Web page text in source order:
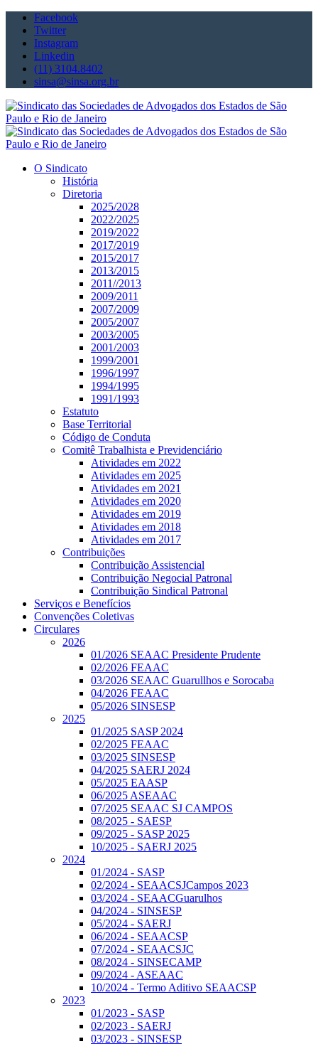
Facebook
Twitter
Instagram
Linkedin
(11) 3104.8402
sinsa@sinsa.org.br
O Sindicato
História
Diretoria
2025/2028
2022/2025
2019/2022
2017/2019
2015/2017
2013/2015
2011//2013
2009/2011
2007/2009
2005/2007
2003/2005
2001/2003
1999/2001
1996/1997
1994/1995
1991/1993
Estatuto
Base Territorial
Código de Conduta
Comitê Trabalhista e Previdenciário
Atividades em 2022
Atividades em 2025
Atividades em 2021
Atividades em 2020
Atividades em 2019
Atividades em 2018
Atividades em 2017
Contribuições
Contribuição Assistencial
Contribuição Negocial Patronal
Contribuição Sindical Patronal
Serviços e Benefícios
Convenções Coletivas
Circulares
2026
01/2026 SEAAC Presidente Prudente
02/2026 FEAAC
03/2026 SEAAC Guarullhos e Sorocaba
04/2026 FEAAC
05/2026 SINSESP
2025
01/2025 SASP 2024
02/2025 FEAAC
03/2025 SINSESP
04/2025 SAERJ 2024
05/2025 EAASP
06/2025 ASEAAC
07/2025 SEAAC SJ CAMPOS
08/2025 - SAESP
09/2025 - SASP 2025
10/2025 - SAERJ 2025
2024
01/2024 - SASP
02/2024 - SEAACSJCampos 2023
03/2024 - SEAACGuarulhos
04/2024 - SINSESP
05/2024 - SAERJ
06/2024 - SEAACSP
07/2024 - SEAACSJC
08/2024 - SINSECAMP
09/2024 - ASEAAC
10/2024 - Termo Aditivo SEAACSP
2023
01/2023 - SASP
02/2023 - SAERJ
03/2023 - SINSESP